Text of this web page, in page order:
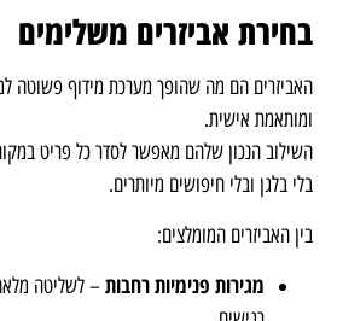
בחירת אביזרים משלימים
האביזרים הם מה שהופך מערכת מידוף פשוטה
ומותאמת אישית.
השילוב הנכון שלהם מאפשר לסדר כל פריט
בלי בלגן ובלי חיפושים מיותרים.
בין האביזרים המומלצים:
מגירות פנימיות רחבות– לשליטה